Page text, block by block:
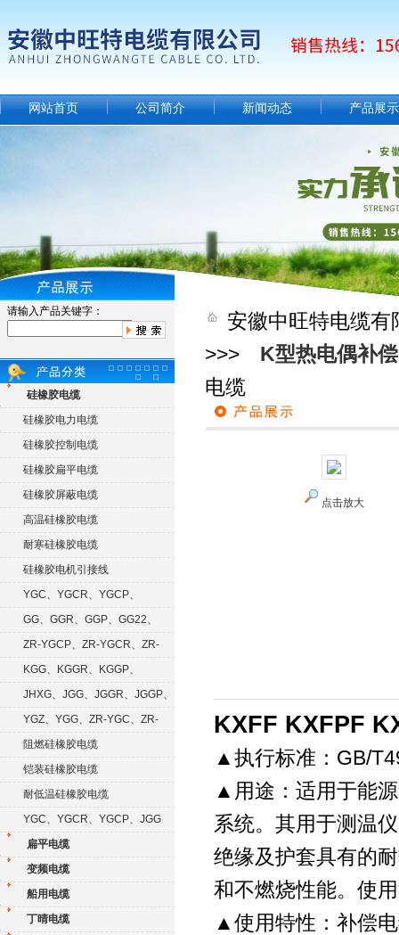
网站首页 公司简介 新闻动态 产品展示
请输入产品关键字：
硅橡胶电缆
硅橡胶电力电缆
硅橡胶控制电缆
硅橡胶扁平电缆
硅橡胶屏蔽电缆
高温硅橡胶电缆
耐寒硅橡胶电缆
硅橡胶电机引接线
YGC、YGCR、YGCP、
YGCRP
GG、GGR、GGP、GG22、
GGRP
ZR-YGCP、ZR-YGCR、ZR-
YGCRP
KGG、KGGR、KGGP、
KGGRP
JHXG、JGG、JGGR、JGGP、
JGGFYGZ、YGG、ZR-YGC、ZR-
KGG阻燃硅橡胶电缆
铠装硅橡胶电缆
耐低温硅橡胶电缆
YGC、YGCR、YGCP、JGG
扁平电缆
变频电缆
船用电缆
丁晴电缆
安徽中旺特电缆
>>> K型热电偶补
电缆
点击放大
KXFF KXFPF
▲执行标准：GB/
▲用途：适用于能
系统。其用于测温
绝缘及护套具有的
和不燃烧性能。使
▲使用特性：补偿